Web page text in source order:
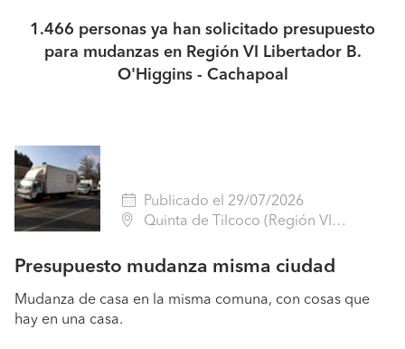
1.466 personas ya han solicitado presupuesto
para mudanzas en Región VI Libertador B.
O'Higgins - Cachapoal
Publicado el 29/07/2026
Quinta de Tilcoco (Región VI Libertador B. O'Higgins - Cachapoal)
Presupuesto mudanza misma ciudad
Mudanza de casa en la misma comuna, con cosas que
hay en una casa.